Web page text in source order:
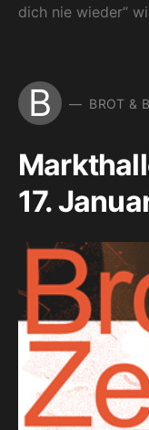
dich nie wieder“
B BROT &
17.